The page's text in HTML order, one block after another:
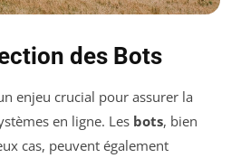
des Bots
enjeu crucial pour assurer la
en ligne. Les bots, bien
cas, peuvent également